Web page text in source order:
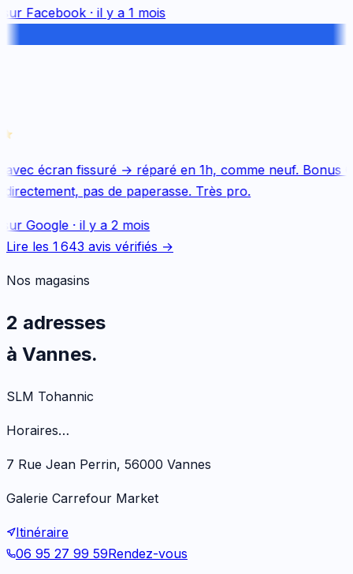
Facebook· il y a 1 mois
écran fissuré → réparé en 1h, comme neuf. Bonus
pas de paperasse. Très pro.
Google· il y a 2 mois
Lire les 1 643 avis vérifiés →
Nos magasins
2 adresses
à Vannes.
SLM Tohannic
Horaires…
7 Rue Jean Perrin, 56000 Vannes
Galerie Carrefour Market
Itinéraire
06 95 27 99 59Rendez-vous